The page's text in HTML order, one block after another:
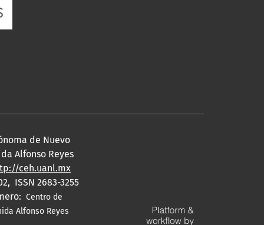
de Nuevo
Alfonso Reyes
ceh.uanl.mx
ISSN 2683-3255
Centro de
Alfonso Reyes